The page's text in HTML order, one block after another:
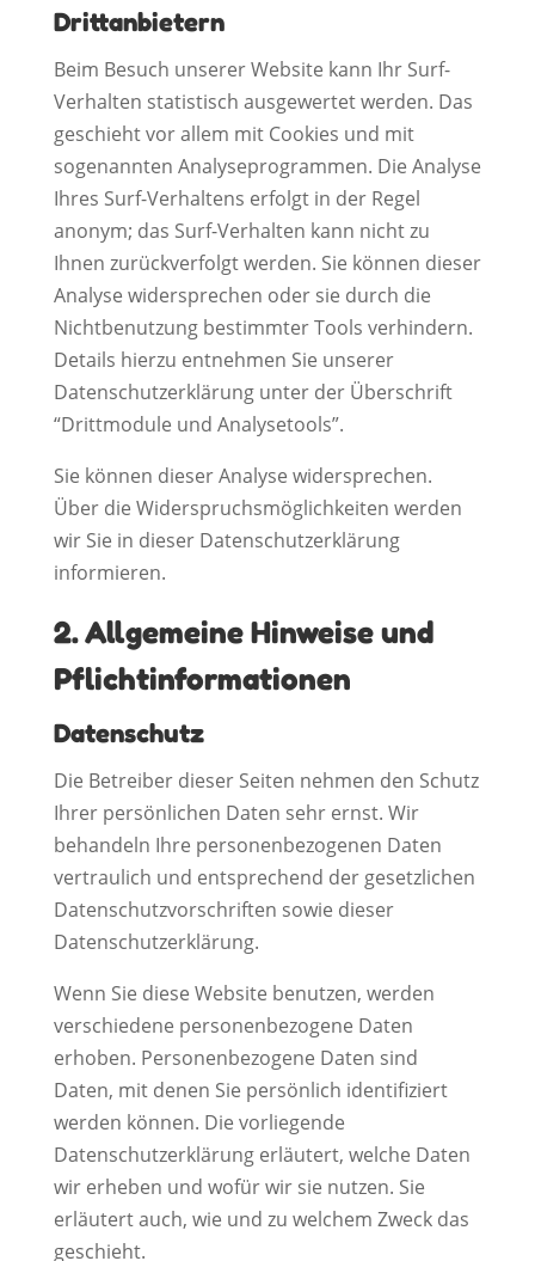
Drittanbietern
Beim Besuch unserer Website kann Ihr Surf-
Verhalten statistisch ausgewertet werden. Das
geschieht vor allem mit Cookies und mit
sogenannten Analyseprogrammen. Die Analyse
Ihres Surf-Verhaltens erfolgt in der Regel
anonym; das Surf-Verhalten kann nicht zu
Ihnen zurückverfolgt werden. Sie können dieser
Analyse widersprechen oder sie durch die
Nichtbenutzung bestimmter Tools verhindern.
Details hierzu entnehmen Sie unserer
Datenschutzerklärung unter der Überschrift
“Drittmodule und Analysetools”.
Sie können dieser Analyse widersprechen.
Über die Widerspruchsmöglichkeiten werden
wir Sie in dieser Datenschutzerklärung
informieren.
2. Allgemeine Hinweise und
Pflichtinformationen
Datenschutz
Die Betreiber dieser Seiten nehmen den Schutz
Ihrer persönlichen Daten sehr ernst. Wir
behandeln Ihre personenbezogenen Daten
vertraulich und entsprechend der gesetzlichen
Datenschutzvorschriften sowie dieser
Datenschutzerklärung.
Wenn Sie diese Website benutzen, werden
verschiedene personenbezogene Daten
erhoben. Personenbezogene Daten sind
Daten, mit denen Sie persönlich identifiziert
werden können. Die vorliegende
Datenschutzerklärung erläutert, welche Daten
wir erheben und wofür wir sie nutzen. Sie
erläutert auch, wie und zu welchem Zweck das
geschieht.